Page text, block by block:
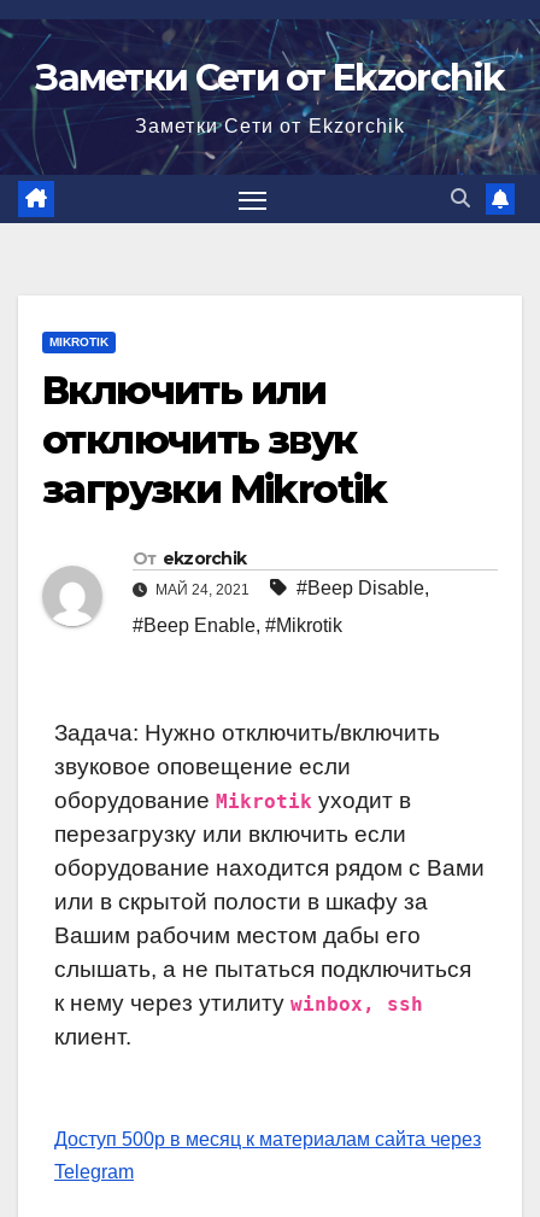
Перейти
содержимому
Заметки Сети от Ekzorchik
Заметки Сети от Ekzorchik
MIKROTIK
Включить или
отключить звук
загрузки Mikrotik
От ekzorchik
МАЙ 24, 2021 #Beep Disable,
#Beep Enable, #Mikrotik
Задача: Нужно отключить/включить
звуковое оповещение если
оборудование Mikrotik уходит в
перезагрузку или включить если
оборудование находится рядом с Вами
или в скрытой полости в шкафу за
Вашим рабочим местом дабы его
слышать, а не пытаться подключиться
к нему через утилиту winbox, ssh
клиент.
Доступ 500р в месяц к материалам сайта через
Telegram